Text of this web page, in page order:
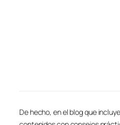
De hecho, en el blog que